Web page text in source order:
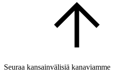
Seuraa kansainvälisiä kanaviamme